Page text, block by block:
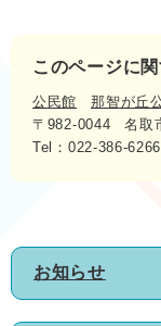
このページに
公民館 那智が丘
〒982-0044
名取
Tel：022-386-6266
お知らせ